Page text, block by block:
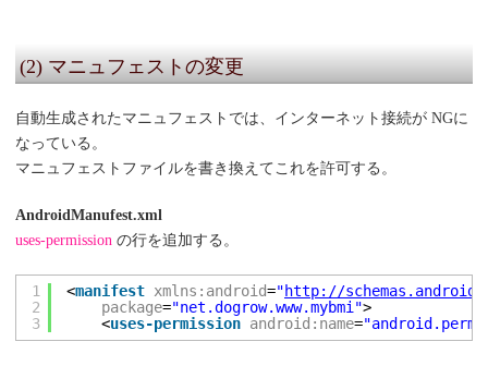
(2) マニュフェストの変更
自動生成されたマニュフェストでは、インターネット接続が NGに
なっている。
マニュフェストファイルを書き換えてこれを許可する。
AndroidManufest.xml
uses-permission の行を追加する。
1
2
3
<manifest xmlns:android="http://
package="net.dogrow.www.mybmi">
<uses-permission android:name=